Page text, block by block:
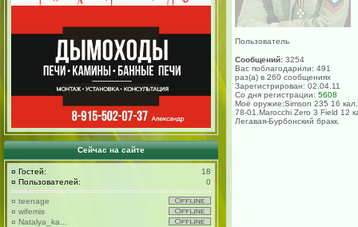
Сейчас на сайте
¤ Гостей:
18
¤ Пользователей: 0
¤ teenage
¤ wifemis
¤ Natalya_ka...
Пользователь
Сообщений: 3254
Вас поблагодарили: 491
раз(а) в 260 сообщениях
Зарегистрирован: 02.04.11
Со дня регистрации: 5608
Моё оружие:Simson 235 16
78-01.Marocchi Zero 3 Field 12
Легавая-Бурбонский бракк.